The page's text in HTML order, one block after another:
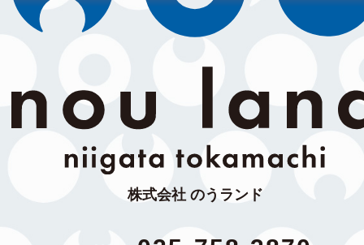
株式会社 のうランド